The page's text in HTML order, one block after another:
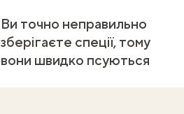
Ви точно неправильно
зберігаєте спеції, тому
вони швидко псуються